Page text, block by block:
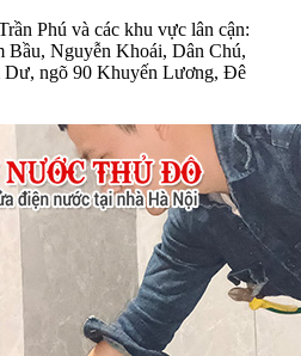
Phú và các khu vực lân cận:
Nguyễn Khoái, Dân Chú,
Dư, ngõ 90 Khuyến Lương, Đê